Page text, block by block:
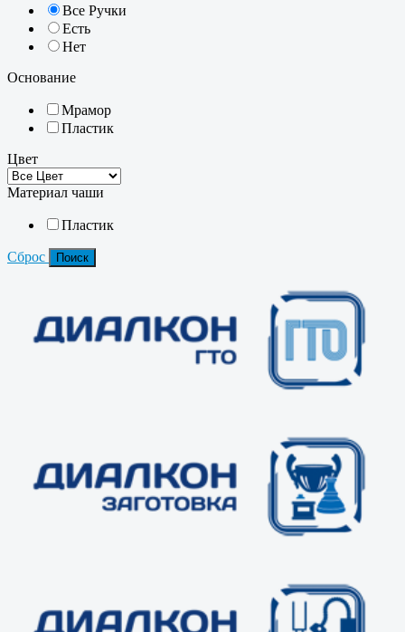
Все Ручки
Есть
Нет
Основание
Мрамор
Пластик
Цвет
Материал чаши
Пластик
Сброс